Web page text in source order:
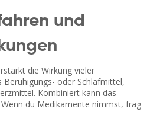
und
die Wirkung vieler
oder Schlafmittel,
Kombiniert kann das
du Medikamente nimmst, frag